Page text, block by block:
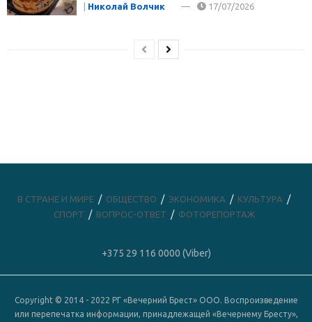
| Николай Волчик 17/07/2026
В СТРАНЕ И МИРЕ ОБЩЕСТВО ЭКОНОМИКА
КУЛЬТУРА
СПОРТ
ВОПРОС-ОТВЕТ ФОТОРЕПОРТАЖ
+375 29 116 0000 (Viber)
Copyright © 2014 - 2022 РГ «Вечерний Брест» ООО. Воспроизведение
или перепечатка информации, принадлежащей «Вечернему Бресту»,